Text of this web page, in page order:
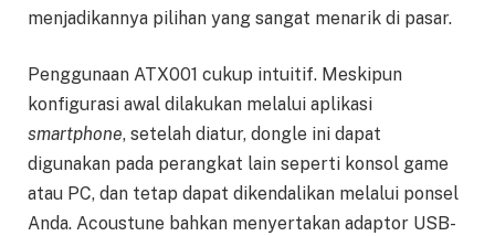
menjadikannya pilihan yang sangat menarik di pasar.
Penggunaan ATX001 cukup intuitif. Meskipun
konfigurasi awal dilakukan melalui aplikasi
smartphone, setelah diatur, dongle ini dapat
digunakan pada perangkat lain seperti konsol game
atau PC, dan tetap dapat dikendalikan melalui ponsel
Anda. Acoustune bahkan menyertakan adaptor USB-